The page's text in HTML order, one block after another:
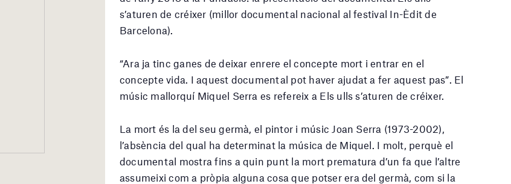
s’aturen de créixer (millor documental nacional al festival In-Èdit de
Barcelona).
“Ara ja tinc ganes de deixar enrere el concepte mort i entrar en el
concepte vida. I aquest documental pot haver ajudat a fer aquest pas”. El
músic mallorquí Miquel Serra es refereix a Els ulls s’aturen de créixer.
La mort és la del seu germà, el pintor i músic Joan Serra (1973-2002),
l’absència del qual ha determinat la música de Miquel. I molt, perquè el
documental mostra fins a quin punt la mort prematura d’un fa que l’altre
assumeixi com a pròpia alguna cosa que potser era del germà, com si la